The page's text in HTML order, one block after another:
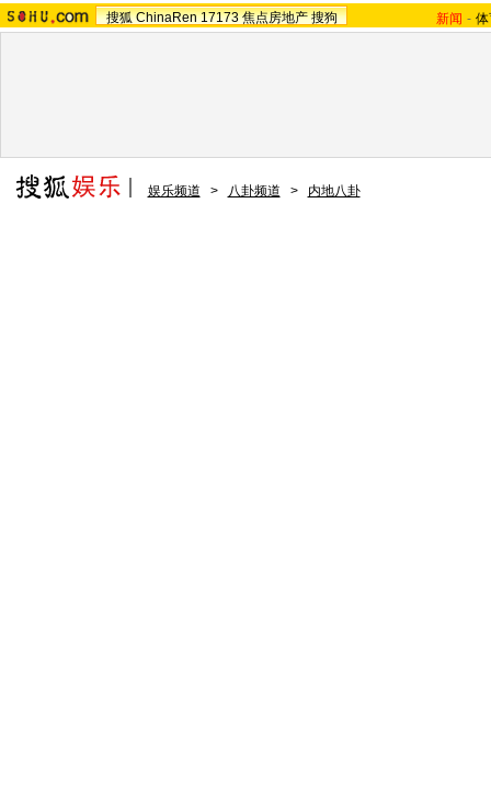
搜狐 ChinaRen 17173 焦点房地产 搜狗 新闻 -
娱乐频道 > 八卦频道 > 内地八卦